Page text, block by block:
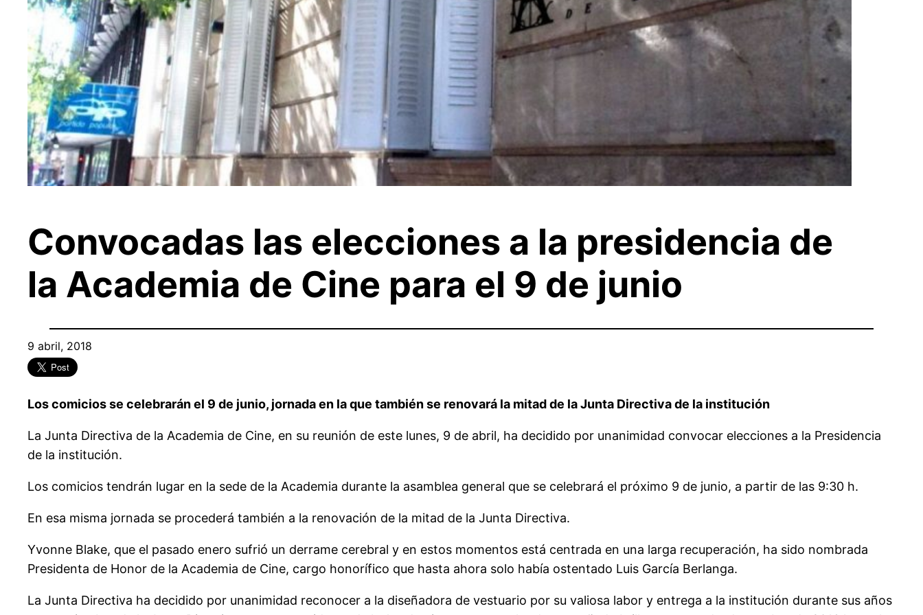
Convocadas las elecciones a la presidencia de
la Academia de Cine para el 9 de junio
9 abril, 2018
Los comicios se celebrarán el 9 de junio, jornada en la que también se renovará la mitad de la Junta Directiva de la institución
La Junta Directiva de la Academia de Cine, en su reunión de este lunes, 9 de abril, ha decidido por unanimidad convocar elecciones a la Presidencia
de la institución.
Los comicios tendrán lugar en la sede de la Academia durante la asamblea general que se celebrará el próximo 9 de junio, a partir de las 9:30 h.
En esa misma jornada se procederá también a la renovación de la mitad de la Junta Directiva.
Yvonne Blake, que el pasado enero sufrió un derrame cerebral y en estos momentos está centrada en una larga recuperación, ha sido nombrada
Presidenta de Honor de la Academia de Cine, cargo honorífico que hasta ahora solo había ostentado Luis García Berlanga.
La Junta Directiva ha decidido por unanimidad reconocer a la diseñadora de vestuario por su valiosa labor y entrega a la institución durante sus años